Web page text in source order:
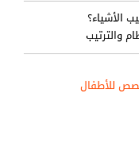
الأشياء؟
والترتيب
للأطفال